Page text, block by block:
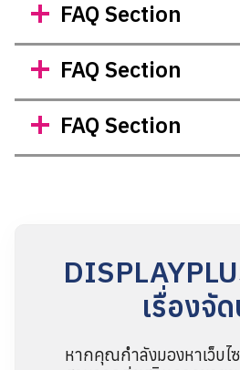
FAQ Section
FAQ Section
FAQ Section
เรื่องจั
หากคุณกำลังมองหาเว็บไ